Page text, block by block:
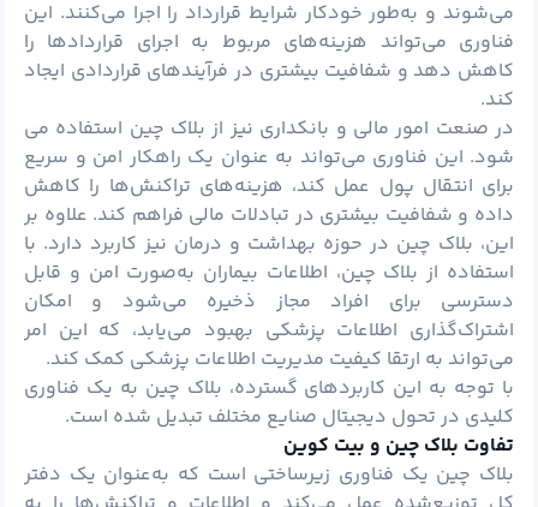
می‌شوند و به‌طور خودکار شرایط قرارداد را اجرا می‌کنند. این
فناوری می‌تواند هزینه‌های مربوط به اجرای قراردادها را
کاهش دهد و شفافیت بیشتری در فرآیندهای قراردادی ایجاد
کند.
در صنعت امور مالی و بانکداری نیز از بلاک چین استفاده می
شود. این فناوری می‌تواند به عنوان یک راهکار امن و سریع
برای انتقال پول عمل کند، هزینه‌های تراکنش‌ها را کاهش
داده و شفافیت بیشتری در تبادلات مالی فراهم کند. علاوه بر
این، بلاک چین در حوزه بهداشت و درمان نیز کاربرد دارد. با
استفاده از بلاک چین، اطلاعات بیماران به‌صورت امن و قابل
دسترسی برای افراد مجاز ذخیره می‌شود و امکان
اشتراک‌گذاری اطلاعات پزشکی بهبود می‌یابد، که این امر
می‌تواند به ارتقا کیفیت مدیریت اطلاعات پزشکی کمک کند.
با توجه به این کاربردهای گسترده، بلاک چین به یک فناوری
کلیدی در تحول دیجیتال صنایع مختلف تبدیل شده است.
تفاوت بلاک چین و بیت کوین
بلاک چین یک فناوری زیرساختی است که به‌عنوان یک دفتر